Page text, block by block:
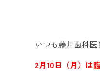
いつも藤井歯科医
2月10日（月）は